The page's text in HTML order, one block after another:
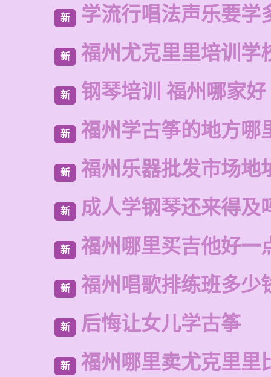
新 学流行唱法声乐要学
新 福州尤克里里培训学
新 钢琴培训 福州哪家好
新 福州学古筝的地方哪
新 福州乐器批发市场地
新 成人学钢琴还来得及
新 福州哪里买吉他好一
新 福州唱歌排练班多少
新 后悔让女儿学古筝
新 福州哪里卖尤克里里